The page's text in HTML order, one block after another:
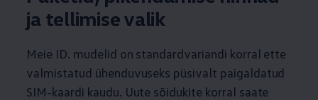
ja tellimise valik
Meie ID. mudelid on standardvariandi korral ette
valmistatud ühenduvuseks püsivalt paigaldatud
SIM-kaardi kaudu. Uute sõidukite korral saate